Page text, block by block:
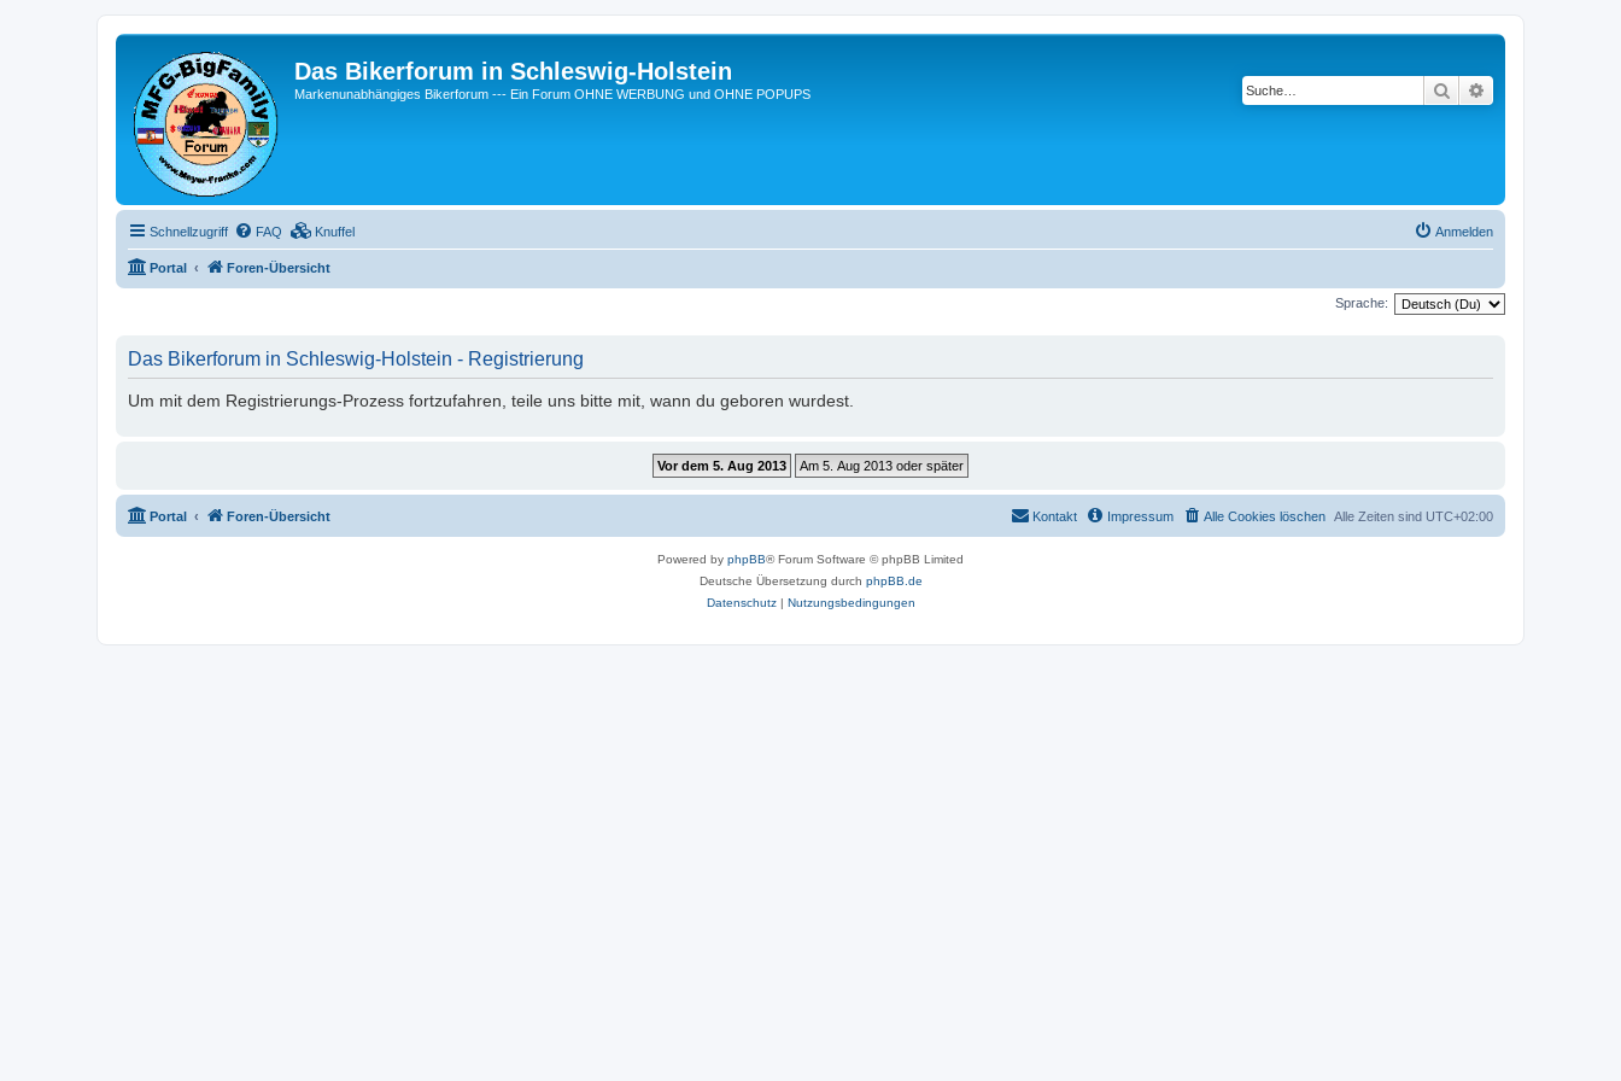
Das Bikerforum in Schleswig-Holstein
Markenunabhängiges Bikerforum --- Ein Forum OHNE WERBUNG und OHNE POPUPS Suche
Schnellzugriff FAQ Knuffel Anmelden
Portal Foren-Übersicht
Sprache:
Das Bikerforum in Schleswig-Holstein - Registrierung
Um mit dem Registrierungs-Prozess fortzufahren, teile uns bitte mit, wann du geboren wurdest.
Portal Foren-Übersicht Alle Zeiten sind UTC+02:00
Alle Cookies löschen
Impressum
Kontakt
Powered by phpBB® Forum Software © phpBB Limited
Deutsche Übersetzung durch phpBB.de
Datenschutz| Nutzungsbedingungen